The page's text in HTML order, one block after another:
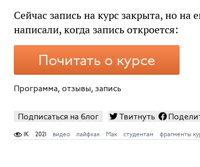
Сейчас запись на курс закрыта, но
написали, когда запись откроется:
Почитать о курсе
Программа, отзывы, запись
Подписаться на блог Твитнуть
1K 2021 видео лайфхак Мак студентам фрагменты